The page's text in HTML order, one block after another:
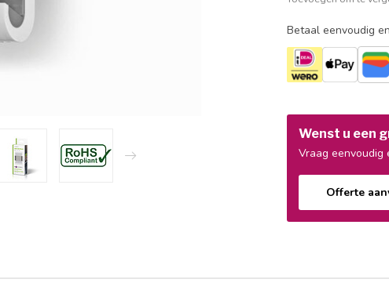
Betaal eenvoudig
Wenst u een
Vraag
Offerte